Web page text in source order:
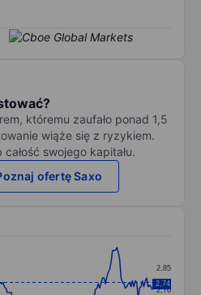
któremu zaufało ponad 1,5
wiąże się z ryzykiem.
swojego kapitału.
ofertę Saxo
points.
2,70
2,85
2,74